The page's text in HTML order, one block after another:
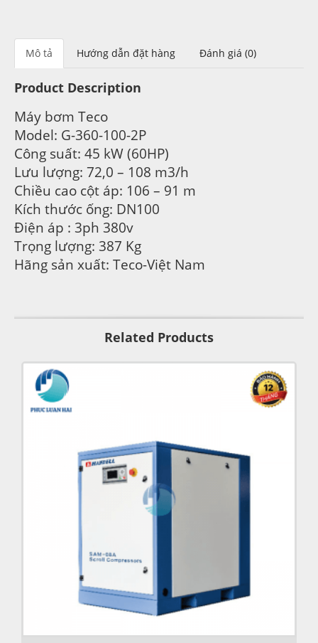
Mô tả Hướng dẫn đặt hàng Đánh giá (0)
Product Description
Máy bơm Teco
Model: G-360-100-2P
Công suất: 45 kW (60HP)
Lưu lượng: 72,0 – 108 m3/h
Chiều cao cột áp: 106 – 91 m
Kích thước ống: DN100
Điện áp : 3ph 380v
Trọng lượng: 387 Kg
Hãng sản xuất: Teco-Việt Nam
Related Products